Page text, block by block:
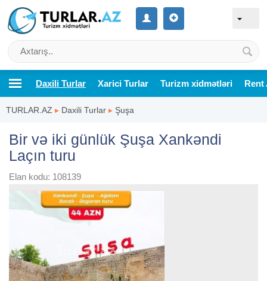
Daxili Turlar Xarici Turlar Turizm xidmətləri Rent
TURLAR.AZ ▸ Daxili Turlar ▸ Şuşa
Bir və iki günlük Şuşa Xankəndi
Laçın turu
Elan kodu: 108139